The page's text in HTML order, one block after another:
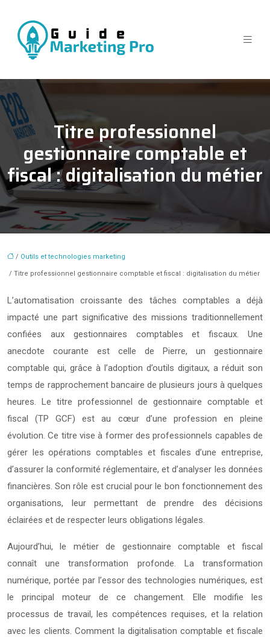
Titre professionnel
gestionnaire comptable et
fiscal : digitalisation du métier
/ Outils et technologies marketing
/ Titre professionnel gestionnaire comptable et fiscal : digitalisation du métier
L’automatisation croissante des tâches comptables a déjà
impacté une part significative des missions traditionnellement
confiées aux gestionnaires comptables et fiscaux. Une
anecdote courante est celle de Pierre, un gestionnaire
comptable qui, grâce à l’adoption d’outils digitaux, a réduit son
temps de rapprochement bancaire de plusieurs jours à quelques
heures. Le titre professionnel de gestionnaire comptable et
fiscal (TP GCF) est au cœur d’une profession en pleine
évolution. Ce titre vise à former des professionnels capables de
gérer les opérations comptables et fiscales d’une entreprise,
d’assurer la conformité réglementaire, et d’analyser les données
financières. Son rôle est crucial pour le bon fonctionnement des
organisations, leur permettant de prendre des décisions
éclairées et de respecter leurs obligations légales.
Aujourd’hui, le métier de gestionnaire comptable et fiscal
connaît une transformation profonde. La transformation
numérique, portée par l’essor des technologies numériques, est
le principal moteur de ce changement. Elle modifie les
processus de travail, les compétences requises, et la relation
avec les clients. Comment la digitalisation comptable et fiscale